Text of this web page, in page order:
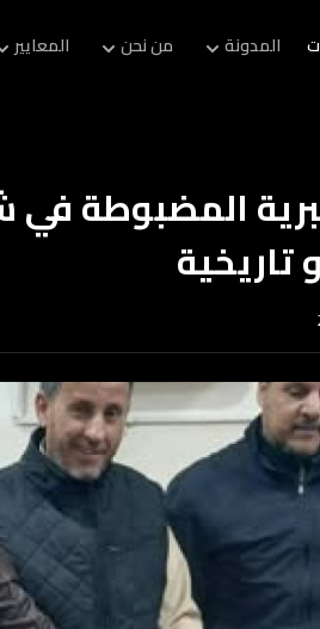
المدونة من نحن المعايير
المضبوطة في